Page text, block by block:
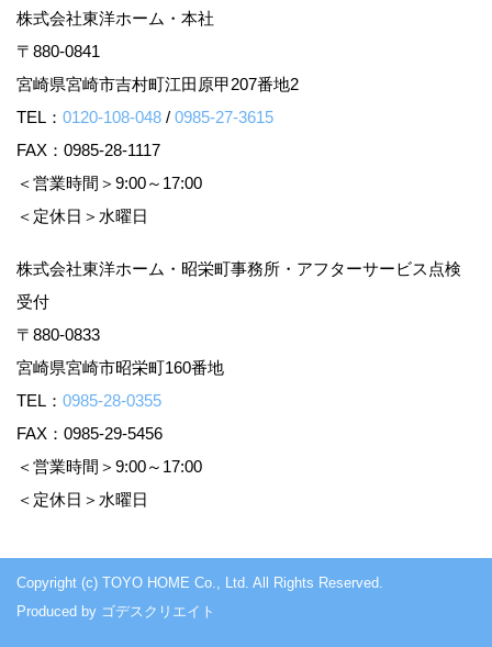
株式会社東洋ホーム・本社
〒880-0841
宮崎県宮崎市吉村町江田原甲207番地2
TEL： 0120-108-048 / 0985-27-3615
FAX：0985-28-1117
＜営業時間＞9:00～17:00
＜定休日＞水曜日
株式会社東洋ホーム・昭栄町事務所・アフターサービス点検
受付
〒880-0833
宮崎県宮崎市昭栄町160番地
TEL： 0985-28-0355
FAX：0985-29-5456
＜営業時間＞9:00～17:00
＜定休日＞水曜日
Copyright (c) TOYO HOME Co., Ltd. All Rights Reserved.
Produced by ゴデスクリエイト